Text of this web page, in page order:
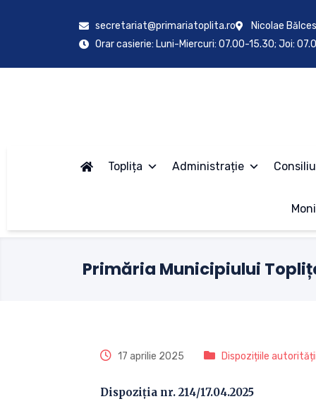
secretariat@primariatoplita.ro
Nicolae
Orar casierie: Luni-Miercuri: 07.00-15.30; Joi:
Toplița Administrație
Primăria Municipiului
17 aprilie 2025 Dispozițiile
Dispoziția nr. 214/17.04.2025